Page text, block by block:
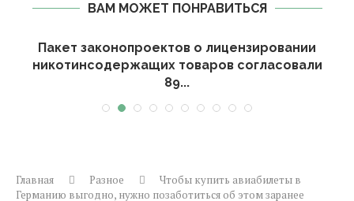
ВАМ МОЖЕТ ПОНРАВИТЬСЯ
Пакет законопроектов о лицензировании
никотинсодержащих товаров согласовали
89...
Главная Разное
Чтобы купить авиабилеты в
Германию выгодно, нужно позаботиться об этом заранее